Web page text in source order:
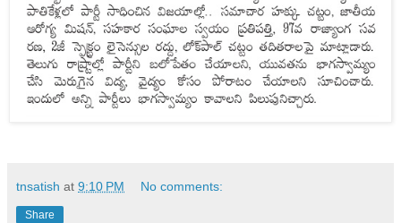
tnsatish at 9:10 PM No comments:
Share